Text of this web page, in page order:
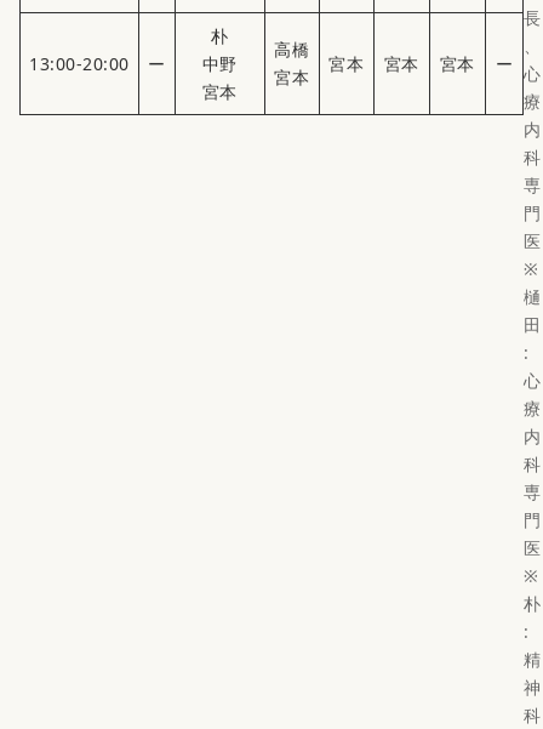
13:00-20:00 ー
朴
中野
宮本
高橋
宮本
宮本 宮本 宮本 ー
長
、
心
療
内
科
専
門
医
※
樋
田
:
心
療
内
科
専
門
医
※
朴
:
精
神
科